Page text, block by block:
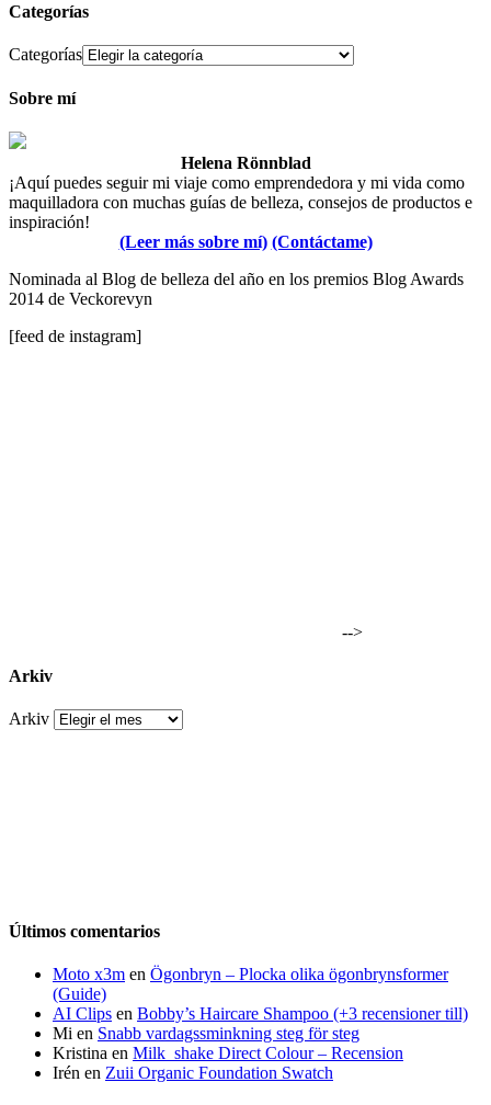
Categorías
Categorías
Sobre mí
Helena Rönnblad
¡Aquí puedes seguir mi viaje como emprendedora y mi vida como
maquilladora con muchas guías de belleza, consejos de productos e
inspiración!
(Leer más sobre mí) (Contáctame)
Nominada al Blog de belleza del año en los premios Blog Awards
2014 de Veckorevyn
[feed de instagram]
-->
Arkiv
Arkiv
Últimos comentarios
Moto x3m en Ögonbryn – Plocka olika ögonbrynsformer
(Guide)
AI Clips en Bobby’s Haircare Shampoo (+3 recensioner till)
Mi en Snabb vardagssminkning steg för steg
Kristina en Milk_shake Direct Colour – Recension
Irén en Zuii Organic Foundation Swatch